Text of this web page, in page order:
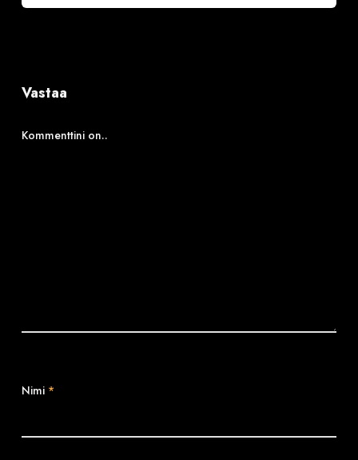
Vastaa
Kommenttini on..
Nimi *